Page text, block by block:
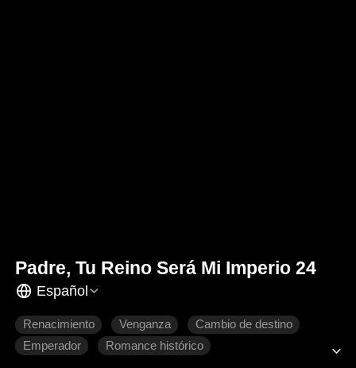
Padre, Tu Reino Será Mi Imperio 24
Español
Renacimiento Venganza
Cambio de destino
Emperador
Romance histórico